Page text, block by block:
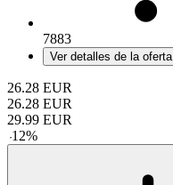
7883
Ver detalles de la oferta
26.28 EUR
26.28 EUR
29.99 EUR
-12%